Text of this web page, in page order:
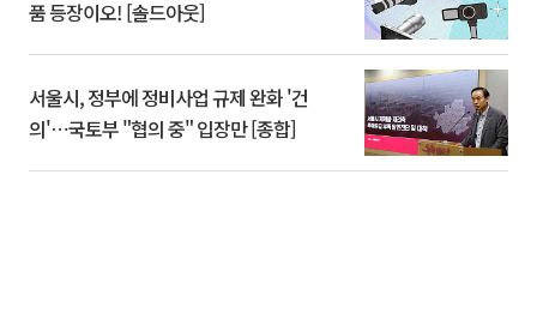
품 등장이오! [솔드아웃]
서울시, 정부에 정비사업 규제 완화 '건
의'⋯국토부 "협의 중" 입장만 [종합]